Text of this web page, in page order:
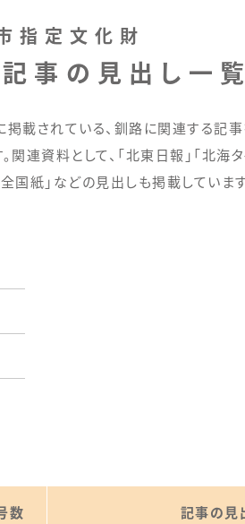
指定文化財
記事の見出し一
載されている、釧路に関連する記
連資料として、「北東日報」「北海タ
国紙」などの見出しも掲載していま
数 記事の見